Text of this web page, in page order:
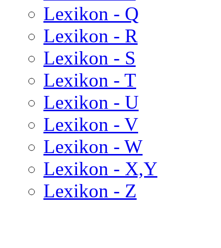
Lexikon - Q
Lexikon - R
Lexikon - S
Lexikon - T
Lexikon - U
Lexikon - V
Lexikon - W
Lexikon - X,Y
Lexikon - Z